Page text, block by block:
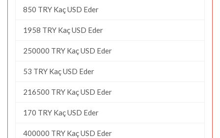
850 TRY Kaç USD Eder
1958 TRY Kaç USD Eder
250000 TRY Kaç USD Eder
53 TRY Kaç USD Eder
216500 TRY Kaç USD Eder
170 TRY Kaç USD Eder
400000 TRY Kaç USD Eder